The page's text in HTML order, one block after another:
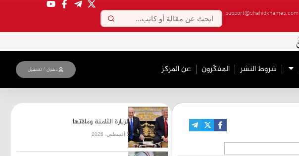
support@shahidkhames.com
شروط النشر المفکّرون عن المركز دخول / تسجیل
الزيارة الثامنة ومالاتها
5 أغسطس، 2026